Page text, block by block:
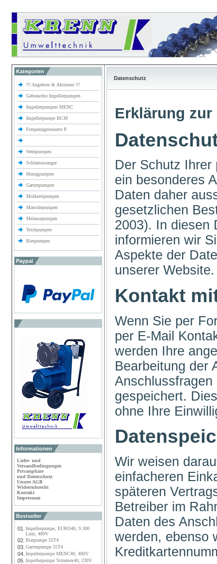
Kategorien
!!! Angebote & Aktionen !!!
Gebrauchte Impellerpumpen
Impellerpumpen MENC
Impellerpumpe BCM
Frequenzgesteuerte P.
Weinpumpen
Schlammsauger
Honigpumpen
Gartenpumpen
Molkereipumpen
Maischepumpen
Melassepumpen
Teichpumpen
Bierpumpen
Paypal
Informationen
Liefer- und
Versandbedingungen
Privatsphäre
und Datenschutz
Unsere AGB
Widerrufsrecht
Kontakt
Impressum
Bestseller
01.
Impellerpumpe, EURO40, 9.300
Liter, 400V
02. Bierpumpe 55T4
03. Gartenpumpe 55T4
04. Impellerpumpe MENC40, 400V
05. Impellerpumpe Volumex40, 230V
Datenschutz
Erklärung
Der Schutz
ein besonderes
Daten daher
gesetzlichen
2003). In diesen
informieren wir
Aspekte der
unserer
Kontakt
Wenn Sie per
per E-Mail
werden Ihre
Bearbeitung der
gespeichert.
ohne Ihre
Wir weisen
einfacheren
späteren
Betreiber im
Daten des
werden, ebenso